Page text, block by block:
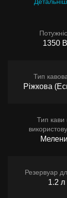
1350
Тип
Ріжкова
Тип
Резервуар
1.2 л